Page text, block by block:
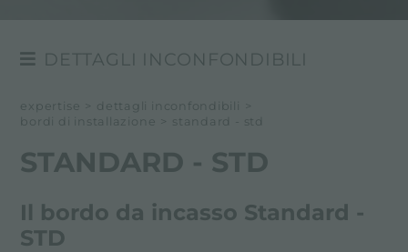
DETTAGLI INCONFONDIBILI
LE FINITURE DELL'ACCIAIO
MATERIALI SELEZIONATI
expertise > dettagli inconfondibili
>
bordi di installazione
> standard - std
STANDARD - STD
Il bordo da incasso Standard -
STD